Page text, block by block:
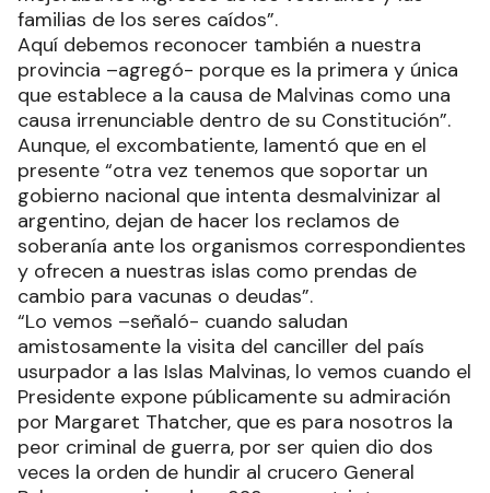
familias de los seres caídos”.
Aquí debemos reconocer también a nuestra
provincia –agregó- porque es la primera y única
que establece a la causa de Malvinas como una
causa irrenunciable dentro de su Constitución”.
Aunque, el excombatiente, lamentó que en el
presente “otra vez tenemos que soportar un
gobierno nacional que intenta desmalvinizar al
argentino, dejan de hacer los reclamos de
soberanía ante los organismos correspondientes
y ofrecen a nuestras islas como prendas de
cambio para vacunas o deudas”.
“Lo vemos –señaló- cuando saludan
amistosamente la visita del canciller del país
usurpador a las Islas Malvinas, lo vemos cuando el
Presidente expone públicamente su admiración
por Margaret Thatcher, que es para nosotros la
peor criminal de guerra, por ser quien dio dos
veces la orden de hundir al crucero General